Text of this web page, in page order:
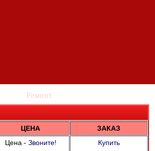
Ремонт
ЦЕНА
ЗАКАЗ
Цена - Звоните! Купить